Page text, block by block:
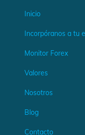
Inicio
Incorpóranos a tu
Monitor Forex
Valores
Nosotros
Blog
Contacto